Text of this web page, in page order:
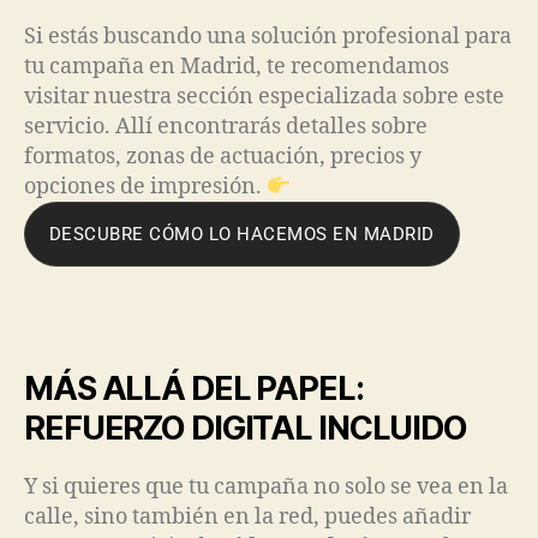
Si estás buscando una solución profesional para
tu campaña en Madrid, te recomendamos
visitar nuestra sección especializada sobre este
servicio. Allí encontrarás detalles sobre
formatos, zonas de actuación, precios y
opciones de impresión.
DESCUBRE CÓMO LO HACEMOS EN MADRID
MÁS ALLÁ DEL PAPEL:
REFUERZO DIGITAL INCLUIDO
Y si quieres que tu campaña no solo se vea en la
calle, sino también en la red, puedes añadir